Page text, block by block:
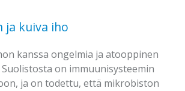
ja kuiva iho
kanssa ongelmia ja atooppinen
on immuunisysteemin
ja on todettu, että mikrobiston